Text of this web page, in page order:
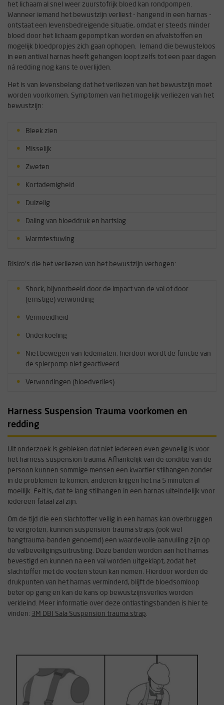
het lichaam al snel weer zuurstofrijk bloed kan rondpompen.
Wanneer iemand het bewustzijn verliest - hangend in een harnas -
ontstaat een levensbedreigende situatie, omdat er steeds minder
bloed door het lichaam gepompt kan worden en afvalstoffen en
mogelijk bloedpropjes zich gaan ophopen. Iemand die bewusteloos
in een antival harnas heeft gehangen loopt zelfs tot een paar dagen
ná redding nog kans te overlijden.
Het is van levensbelang dat het verliezen van het bewustzijn moet
worden voorkomen. Symptomen van het mogelijk verliezen van het
bewustzijn:
Bleek zien
Misselijk
Zweten
Kortademigheid
Duizelig
Daling van bloeddruk en hartslag
Warmtestuwing
Risico's die het verliezen van het bewustzijn verhogen:
Shock, bijvoorbeeld door de impact van de val of door
(ernstige) verwonding
Vermoeidheid
Onderkoeling
Niet bewegen van ledematen, hierdoor wordt de functie van
de spierpomp niet geactiveerd
Verwondingen (bloedverlies)
Harness Suspension Trauma voorkomen en
redding
Uit onderzoek is gebleken dat niet iedereen even gevoelig is voor
het harness suspension trauma. Afhankelijk van de conditie van de
persoon kunnen sommige mensen een kwartier stilhangen zonder
in de problemen te komen, anderen krijgen het na 5 minuten al
moeilijk. Feit is, dat te lang stilhangen in een harnas uiteindelijk voor
iedereen fataal zal zijn.
Om de tijd die een slachtoffer veilig in een harnas kan overbruggen
te vergroten, kunnen suspension trauma straps (ook wel
hangtrauma-banden genoemd) een waardevolle aanvulling zijn op
de valbeveiligingsuitrusting. Deze banden worden aan het harnas
bevestigd en kunnen na een val worden uitgeklapt, zodat het
slachtoffer met de voeten steun kan nemen. Hierdoor worden de
drukpunten van het harnas verminderd, blijft de bloedsomloop
beter op gang en kan de kans op bewustzijnsverlies worden
verkleind. Meer informatie over deze ontlastingsbanden is hier te
vinden: 3M DBI Sala Suspension trauma strap.